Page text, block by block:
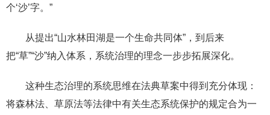
个‘沙’字。”
从提出“山水林田湖是一个生命共同体”，到后来
把“草”“沙”纳入体系，系统治理的理念一步步拓展深化。
这种生态治理的系统思维在法典草案中得到充分体现：
将森林法、草原法等法律中有关生态系统保护的规定合为一